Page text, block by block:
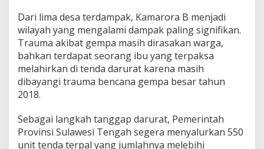
e
n
u
h
i
Dari lima desa terdampak, Kamarora B menjadi
wilayah yang mengalami dampak paling signifikan.
Trauma akibat gempa masih dirasakan warga,
bahkan terdapat seorang ibu yang terpaksa
melahirkan di tenda darurat karena masih
dibayangi trauma bencana gempa besar tahun
2018.
Sebagai langkah tanggap darurat, Pemerintah
Provinsi Sulawesi Tengah segera menyalurkan 550
unit tenda terpal yang jumlahnya melebihi